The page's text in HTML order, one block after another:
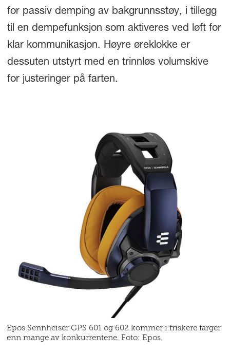
for passiv demping av bakgrunnsstøy, i tillegg
til en dempefunksjon som aktiveres ved løft for
klar kommunikasjon. Høyre øreklokke er
dessuten utstyrt med en trinnløs volumskive
for justeringer på farten.
Epos Sennheiser GPS 601 og 602 kommer i friskere farger
enn mange av konkurrentene. Foto: Epos.